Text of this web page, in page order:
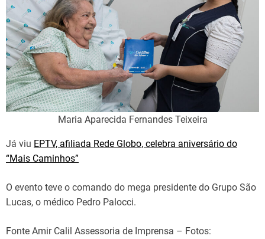
Maria Aparecida Fernandes Teixeira
Já viu EPTV, afiliada Rede Globo, celebra aniversário do
“Mais Caminhos”
O evento teve o comando do mega presidente do Grupo São
Lucas, o médico Pedro Palocci.
Fonte Amir Calil Assessoria de Imprensa – Fotos: